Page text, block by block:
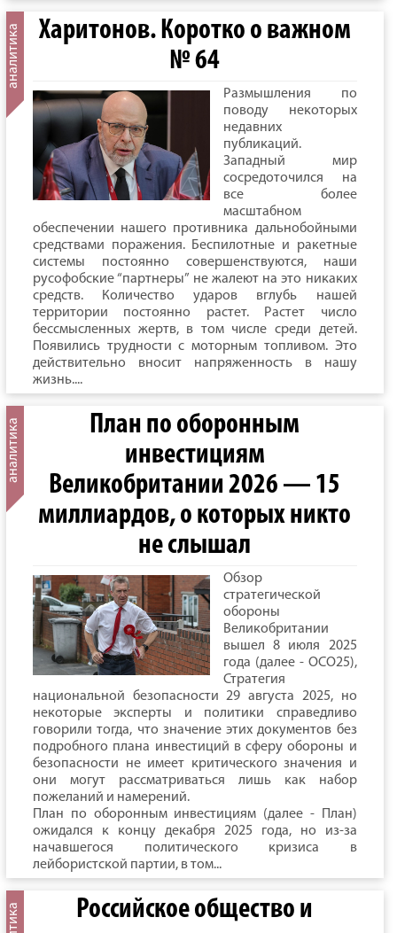
Харитонов. Коротко о важном
№ 64
Размышления по
поводу некоторых
недавних
публикаций.
Западный мир
сосредоточился на
все более
масштабном
обеспечении нашего противника дальнобойными
средствами поражения. Беспилотные и ракетные
системы постоянно совершенствуются, наши
русофобские “партнеры” не жалеют на это никаких
средств. Количество ударов вглубь нашей
территории постоянно растет. Растет число
бессмысленных жертв, в том числе среди детей.
Появились трудности с моторным топливом. Это
действительно вносит напряженность в нашу
жизнь....
План по оборонным
инвестициям
Великобритании 2026 — 15
миллиардов, о которых никто
не слышал
Обзор
стратегической
обороны
Великобритании
вышел 8 июля 2025
года (далее - ОСО25),
Стратегия
национальной безопасности 29 августа 2025, но
некоторые эксперты и политики справедливо
говорили тогда, что значение этих документов без
подробного плана инвестиций в сферу обороны и
безопасности не имеет критического значения и
они могут рассматриваться лишь как набор
пожеланий и намерений.
План по оборонным инвестициям (далее - План)
ожидался к концу декабря 2025 года, но из-за
начавшегося политического кризиса в
лейбористской партии, в том...
Российское общество и